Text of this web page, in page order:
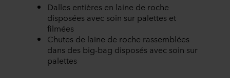
Dalles entières en laine de roche
disposées avec soin sur palettes et
filmées
Chutes de laine de roche rassemblées
dans des big-bag disposés avec soin sur
palettes